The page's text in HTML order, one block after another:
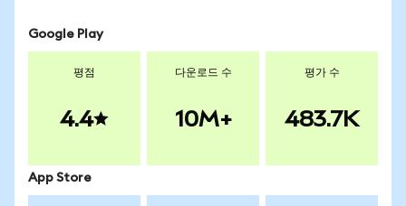
Google Play
평점
4.4
다운로드 수
10M+
평가 수
483.7K
App Store